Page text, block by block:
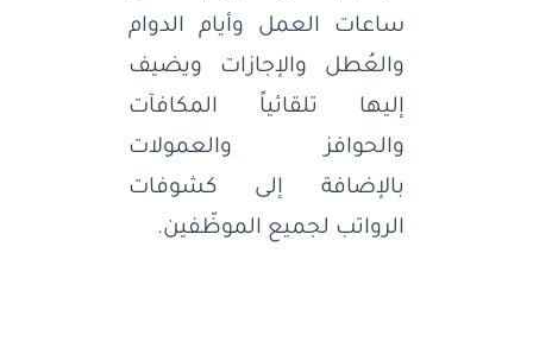
ساعات العمل وأيام الدوام
والعُطل والإجازات ويضيف
إليها تلقائياً المكافآت
والحوافز والعمولات
بالإضافة إلى كشوفات
الرواتب لجميع الموظّفين.